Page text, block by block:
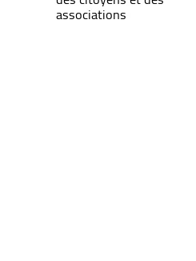
associations